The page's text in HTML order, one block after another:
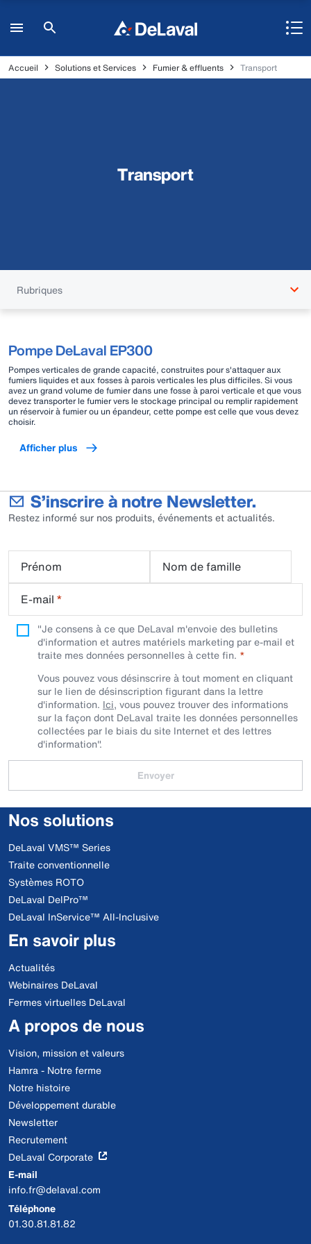
Accueil Solutions et Services Fumier & effluents Transport
Transport
Rubriques
Pompe DeLaval EP300
Pompes verticales de grande capacité, construites pour s'attaquer aux
fumiers liquides et aux fosses à parois verticales les plus difficiles. Si vous
avez un grand volume de fumier dans une fosse à paroi verticale et que vous
devez transporter le fumier vers le stockage principal ou remplir rapidement
un réservoir à fumier ou un épandeur, cette pompe est celle que vous devez
choisir.
Afficher plus
S’inscrire à notre Newsletter.
Restez informé sur nos produits, événements et actualités.
Prénom
Nom de famille
E-mail *
"Je consens à ce que DeLaval m'envoie des bulletins
d'information et autres matériels marketing par e-mail et
traite mes données personnelles à cette fin.
Vous pouvez vous désinscrire à tout moment en cliquant
sur le lien de désinscription figurant dans la lettre
d'information. Ici, vous pouvez trouver des informations
sur la façon dont DeLaval traite les données personnelles
collectées par le biais du site Internet et des lettres
d'information".
Envoyer
Nos solutions
DeLaval VMS™ Series
Traite conventionnelle
Systèmes ROTO
DeLaval DelPro™
DeLaval InService™ All-Inclusive
En savoir plus
Actualités
Webinaires DeLaval
Fermes virtuelles DeLaval
A propos de nous
Vision, mission et valeurs
Hamra - Notre ferme
Notre histoire
Développement durable
Newsletter
Recrutement
DeLaval Corporate
E-mail
info.fr@delaval.com
Téléphone
01.30.81.81.82